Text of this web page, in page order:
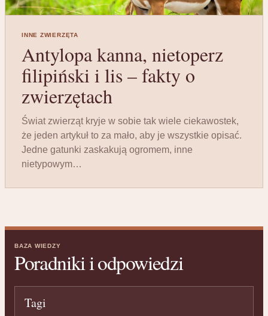
INNE ZWIERZĘTA
Antylopa kanna, nietoperz
filipiński i lis – fakty o
zwierzętach
Świat zwierząt kryje w sobie tak wiele ciekawostek,
że jeden artykuł to za mało, aby je wszystkie opisać.
Jedne gatunki zaskakują ogromem, inne
nietypowym…
BAZA WIEDZY
Poradniki i odpowiedzi
Tagi